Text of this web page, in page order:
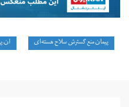
پیمان منع گسترش سلاح هسته‌ای